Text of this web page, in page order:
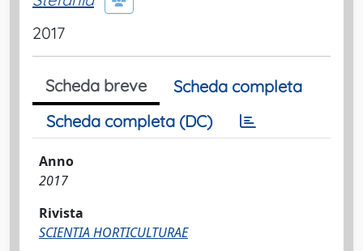
2017
Scheda breve
Scheda completa
Scheda completa (DC)
Anno
2017
Rivista
SCIENTIA HORTICULTURAE